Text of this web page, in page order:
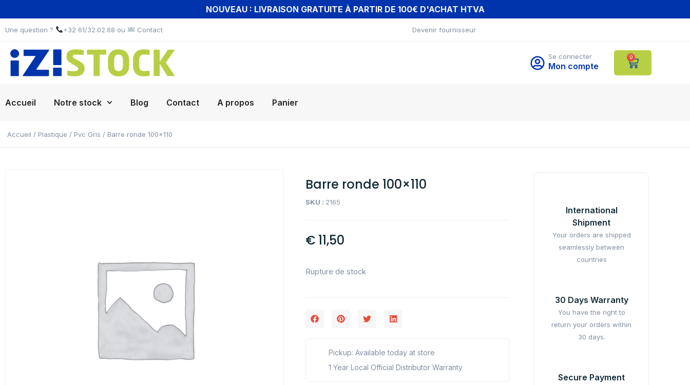
NOUVEAU : LIVRAISON GRATUITE À PARTIR DE 100€ D'ACHAT HTVA
Une question ? +32 61/32.02.68 ou Contact Devenir fournisseur
Se connecter
Mon compte
0
Accueil Notre stock Blog Contact A propos Panier
Accueil / Plastique / Pvc Gris / Barre ronde 100×110
Barre ronde 100×110
SKU : 2165
€ 11,50
Rupture de stock
Pickup: Available today at store
1 Year Local Official Distributor Warranty
International
Shipment
Your orders are shipped
seamlessly between
countries
30 Days Warranty
You have the right to
return your orders within
30 days.
Secure Payment